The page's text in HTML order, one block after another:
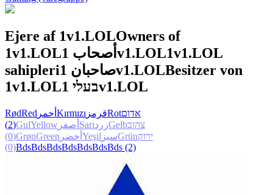
Ejere af 1v1.LOLOwners of
1v1.LOL
أصحاب 1v1.LOL1v1.LOL
sahipleri
صاحبان 1v1.LOLBesitzer von
1v1.LOL
בעלי 1v1.LOL
RødRed أحمر Kırmızı قرمزRotאדום
(2)GulYellow أصفر SarıزردGelbצהוב
(0)GrønGreen أخضر Yeşil سبزGrünירוק
(0)BdsBdsBdsBdsBdsBdsBds (2)